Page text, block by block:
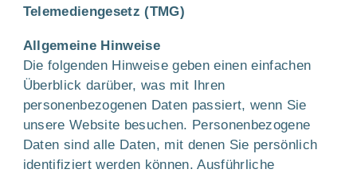
Telemediengesetz (TMG)
Allgemeine Hinweise
Die folgenden Hinweise geben einen einfachen
Überblick darüber, was mit Ihren
personenbezogenen Daten passiert, wenn Sie
unsere Website besuchen. Personen­bezogene
Daten sind alle Daten, mit denen Sie persönlich
identifiziert werden können. Ausführliche